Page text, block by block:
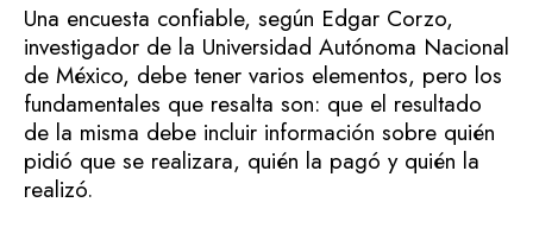
Una encuesta confiable, según Edgar Corzo,
investigador de la Universidad Autónoma Nacional
de México, debe tener varios elementos, pero los
fundamentales que resalta son: que el resultado
de la misma debe incluir información sobre quién
pidió que se realizara, quién la pagó y quién la
realizó.